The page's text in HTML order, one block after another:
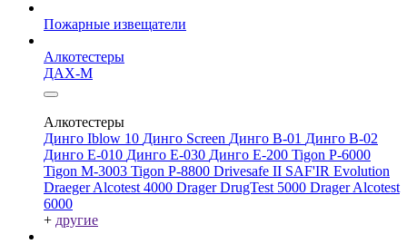
Пожарные извещатели
Алкотестеры
ДАХ-М
Алкотестеры
Динго Iblow 10 Динго Screen Динго В-01 Динго В-02
Динго Е-010 Динго Е-030 Динго Е-200 Tigon P-6000
Tigon M-3003 Tigon P-8800 Drivesafe II SAF'IR Evolution
Draeger Alcotest 4000 Drager DrugTest 5000 Drager Alcotest
6000
+ другие